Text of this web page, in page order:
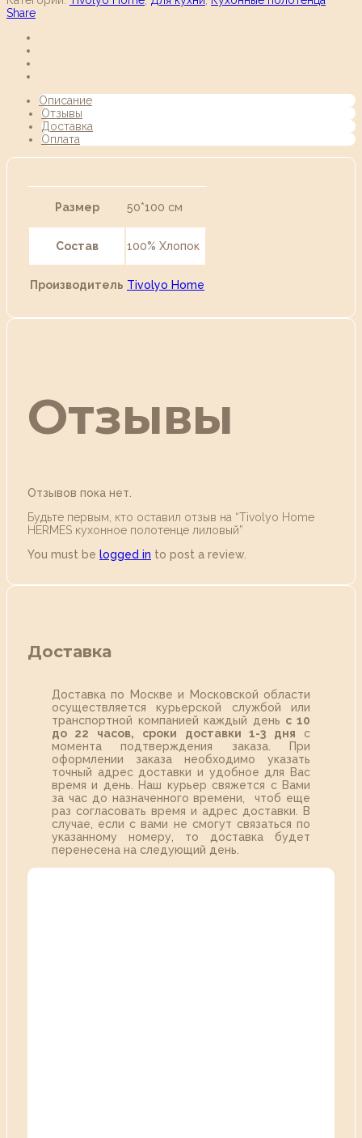
Share
Описание
Отзывы
Доставка
Оплата
Размер 50*100 см
Состав 100% Хлопок
Производитель Tivolyo Home
Отзывы
Отзывов пока нет.
Будьте первым, кто оставил отзыв на “Tivolyo Home
HERMES кухонное полотенце лиловый”
You must be logged in to post a review.
Доставка
Доставка по Москве и Московской области
осуществляется курьерской службой или
транспортной компанией каждый день с 10
до 22 часов,
сроки доставки 1-3 дня с
момента подтверждения заказа. При
оформлении заказа необходимо указать
точный адрес доставки и удобное для Вас
время и день. Наш курьер свяжется с Вами
за час до назначенного времени, чтоб еще
раз согласовать время и адрес доставки. В
случае, если с вами не смогут связаться по
указанному номеру, то доставка будет
перенесена на следующий день.